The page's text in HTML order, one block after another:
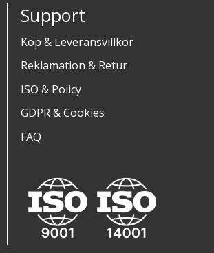
Support
Köp & Leveransvillkor
Reklamation & Retur
ISO & Policy
GDPR & Cookies
FAQ